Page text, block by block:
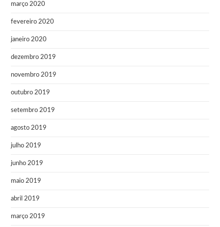
março 2020
fevereiro 2020
janeiro 2020
dezembro 2019
novembro 2019
outubro 2019
setembro 2019
agosto 2019
julho 2019
junho 2019
maio 2019
abril 2019
março 2019